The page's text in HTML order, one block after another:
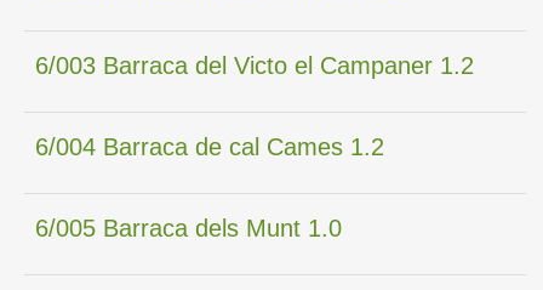
6/003 Barraca del Victo el Campaner 1.2
6/004 Barraca de cal Cames 1.2
6/005 Barraca dels Munt 1.0